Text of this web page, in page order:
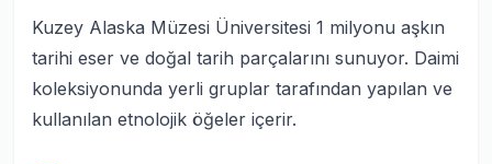
Kuzey Alaska Müzesi Üniversitesi 1 milyonu aşkın
tarihi eser ve doğal tarih parçalarını sunuyor. Daimi
koleksiyonunda yerli gruplar tarafından yapılan ve
kullanılan etnolojik öğeler içerir.